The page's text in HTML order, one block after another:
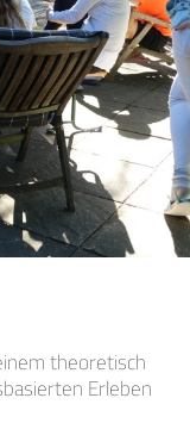
theoretisch
Erleben